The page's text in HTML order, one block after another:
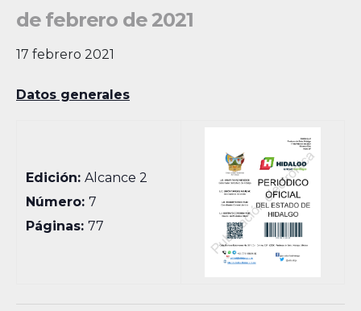
de febrero de 2021
17 febrero 2021
Datos generales
Edición:Alcance 2
Número:7
Páginas:77